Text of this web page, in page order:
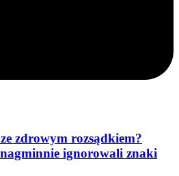
zdrowym rozsądkiem?
ignorowali znaki